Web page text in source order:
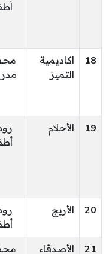
18
اكاديمية
التميز
19 الأحلام
20 الأريج
21
الأصدقاء